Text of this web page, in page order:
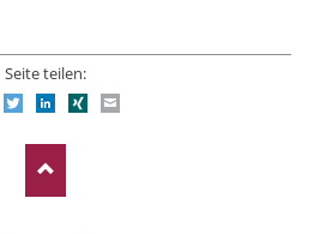
Seite teilen:
FacebookTwitterLinkedIn
Xing